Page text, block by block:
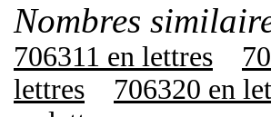
Nombres
706311 en lettres
lettres
706320 en